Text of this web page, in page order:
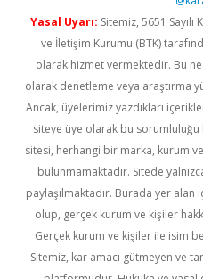
Yasal Uyarı: Sitemiz, 5651
ve İletişim Kurumu (BTK)
olarak hizmet vermektedir. Bu
olarak denetleme veya araştırma
Ancak, üyelerimiz yazdıkları
siteye üye olarak bu sorumluluğu
sitesi, herhangi bir marka, kurum
bulunmamaktadır. Sitede
paylaşılmaktadır. Burada yer
olup, gerçek kurum ve kişiler
Gerçek kurum ve kişiler ile isim
Sitemiz, kar amacı gütmeyen ve